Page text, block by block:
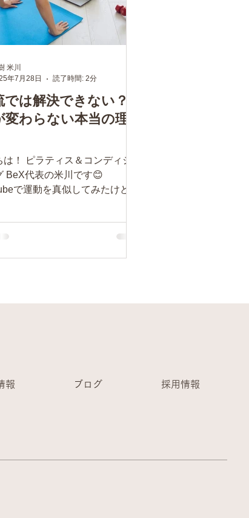
では解決できない？
変わらない本当の理
は！ ピラティス＆コンディシ
BeX代表の米川です😊
で運動を真似してみたけど、
い…」 このようなお悩みを抱
米川
年7月28日
読了時間: 2分
報 ブログ 採用情報